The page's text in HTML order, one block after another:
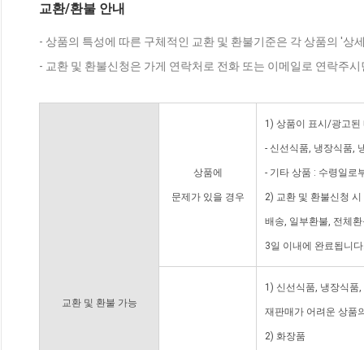
교환/환불 안내
- 상품의 특성에 따른 구체적인 교환 및 환불기준은 각 상품의 '상
- 교환 및 환불신청은 가게 연락처로 전화 또는 이메일로 연락주
교환 및 환불 가능
상품에
문제가 있을 경우
1) 상품이 표시/광고된
- 신선식품, 냉장식품,
- 기타 상품 : 수령일로
2) 교환 및 환불신청
배송, 일부환불, 전체
3일 이내에 완료됩니
1) 신선식품, 냉장식품
재판매가 어려운 상품
2) 화장품